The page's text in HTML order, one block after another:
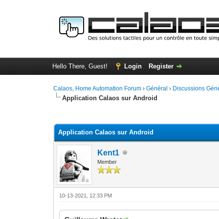
Hello There, Guest! Login Register
Calaos, Home Automation Forum ›Général › Discussions
Application Calaos sur Android
Application Calaos sur Android
Kent1
Member
10-13-2021, 12:33 PM